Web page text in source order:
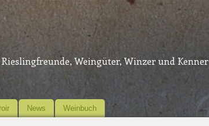
Weingüter, Winzer und Kenner
News Weinbuch